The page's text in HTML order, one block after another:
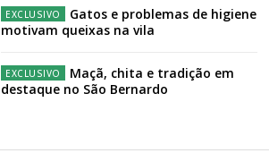
Gatos e problemas de higiene
motivam queixas na vila
Maçã, chita e tradição em
destaque no São Bernardo